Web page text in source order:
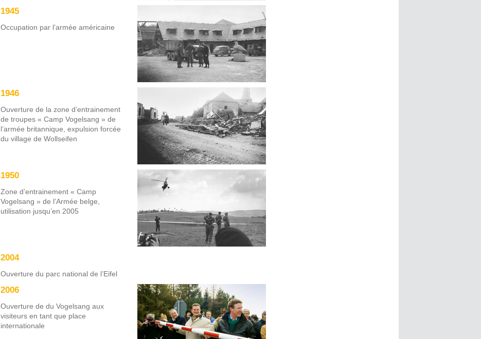
1945
Occupation par l’armée américaine
1946
Ouverture de la zone d’entrainement
de troupes « Camp Vogelsang » de
l’armée britannique, expulsion forcée
du village de Wollseifen
1950
Zone d’entrainement « Camp
Vogelsang » de l’Armée belge,
utilisation jusqu’en 2005
2004
Ouverture du parc national de l’Eifel
2006
Ouverture de du Vogelsang aux
visiteurs en tant que place
internationale